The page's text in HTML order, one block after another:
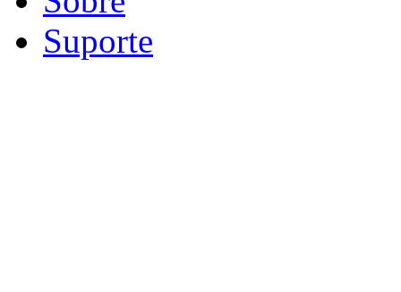
Suporte